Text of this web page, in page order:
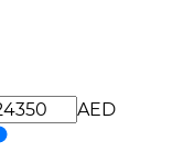
AED